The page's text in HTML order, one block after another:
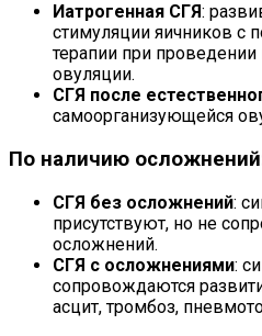
Иатрогенная СГЯ:
стимуляции яичников с
терапии при
овуляции.
СГЯ после
самоорганизующейся
По наличию
СГЯ без осложнений:
присутствуют, но не
осложнений.
СГЯ с осложнениями:
сопровождаются
асцит, тромбоз,